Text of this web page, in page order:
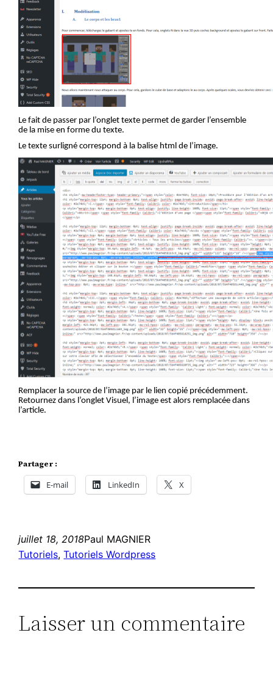
Le fait de passer par l’onglet texte permet de garder l’ensemble
de la mise en forme du texte.
Le texte surligné correspond à la balise html de l’image.
Remplacer la source de l’image par le lien copié précédemment.
Retournez dans l’onglet Visuel, l’image est alors remplacée dans
l’article.
Partager :
E-mail LinkedIn X
juillet 18, 2018Paul MAGNIER
Tutoriels, Tutoriels Wordpress
Laisser un commentaire